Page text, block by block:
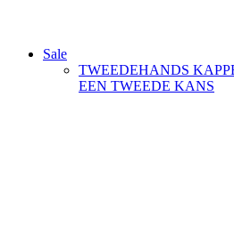
Sale
TWEEDEHANDS
EEN TWEEDE KANS